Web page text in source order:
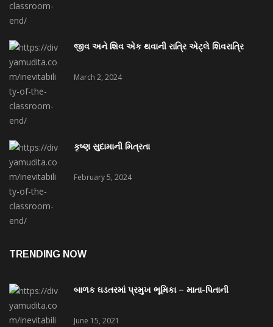
જીવ અને શિવ એક થવાની રાત્રિ એટ્લે શિવરાત્રિ
March 2, 2024
કૃષ્ણ સુદામાની મિત્રતા
February 5, 2024
TRENDING NOW
બાળક ઘડતરમાં પ્રમુખ ભૂમિકા – માતા-પિતાની
June 15, 2021